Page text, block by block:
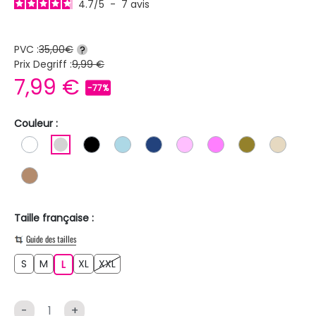
4.7/5 - 7 avis
PVC :35,00€ ?
Prix Degriff :9,99 €
7,99 € -77%
Couleur :
BLANC GRIS CLAIR
NOIR BLEU CLAIRBLEU FONCE
ROSE CLAIR
ROSE KAKI BEIGE
MARRON CLAIR
Taille française :
Guide des tailles
S M LL XL XXLXXL
- +